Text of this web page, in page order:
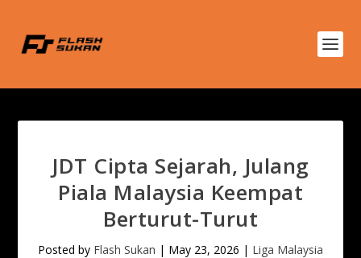
JDT Cipta Sejarah, Julang
Piala Malaysia Keempat
Berturut-Turut
Posted by Flash Sukan | May 23, 2026 | Liga Malaysia